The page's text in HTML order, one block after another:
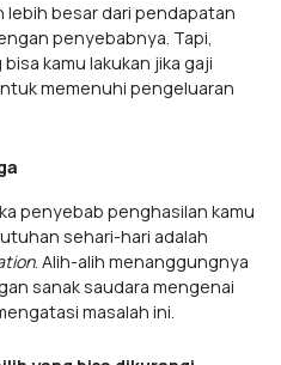
lebih besar dari pendapatan
penyebabnya. Tapi,
kamu lakukan jika gaji
memenuhi pengeluaran
penyebab penghasilan kamu
sehari-hari adalah
. Alih-alih menanggungnya
sanak saudara mengenai
masalah ini.